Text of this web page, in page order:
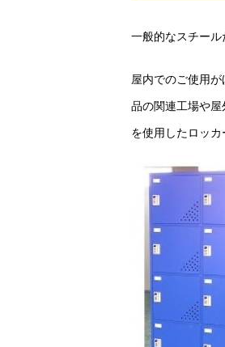
一般的なスチール
屋内でのご使用
品の関連工場や
を使用したロッカ